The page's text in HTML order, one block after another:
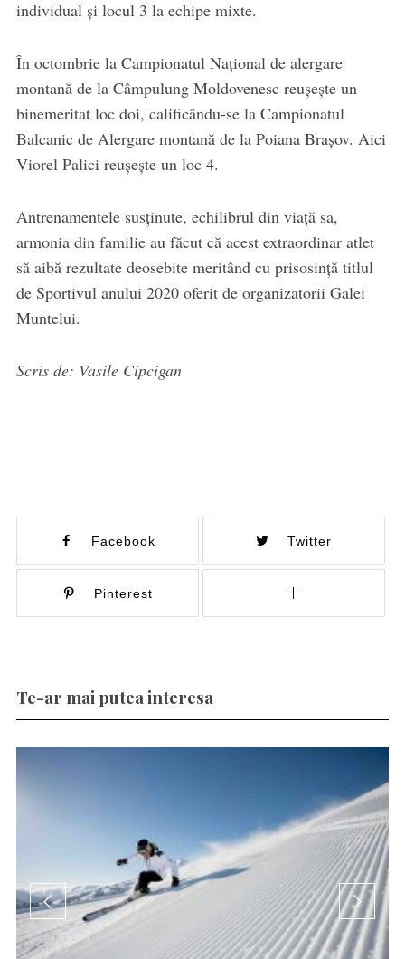
individual și locul 3 la echipe mixte.
​În octombrie la Campionatul Național de alergare
montană de la Câmpulung Moldovenesc reușește un
binemeritat loc doi, calificându-se la Campionatul
Balcanic de Alergare montană de la Poiana Brașov. Aici
Viorel Palici reușește un loc 4.
​Antrenamentele susținute, echilibrul din viață sa,
armonia din familie au făcut că acest extraordinar atlet
să aibă rezultate deosebite meritând cu prisosință titlul
de Sportivul anului 2020 oferit de organizatorii Galei
Muntelui.
Scris de: Vasile Cipcigan
Facebook Twitter
Pinterest
Te-ar mai putea interesa